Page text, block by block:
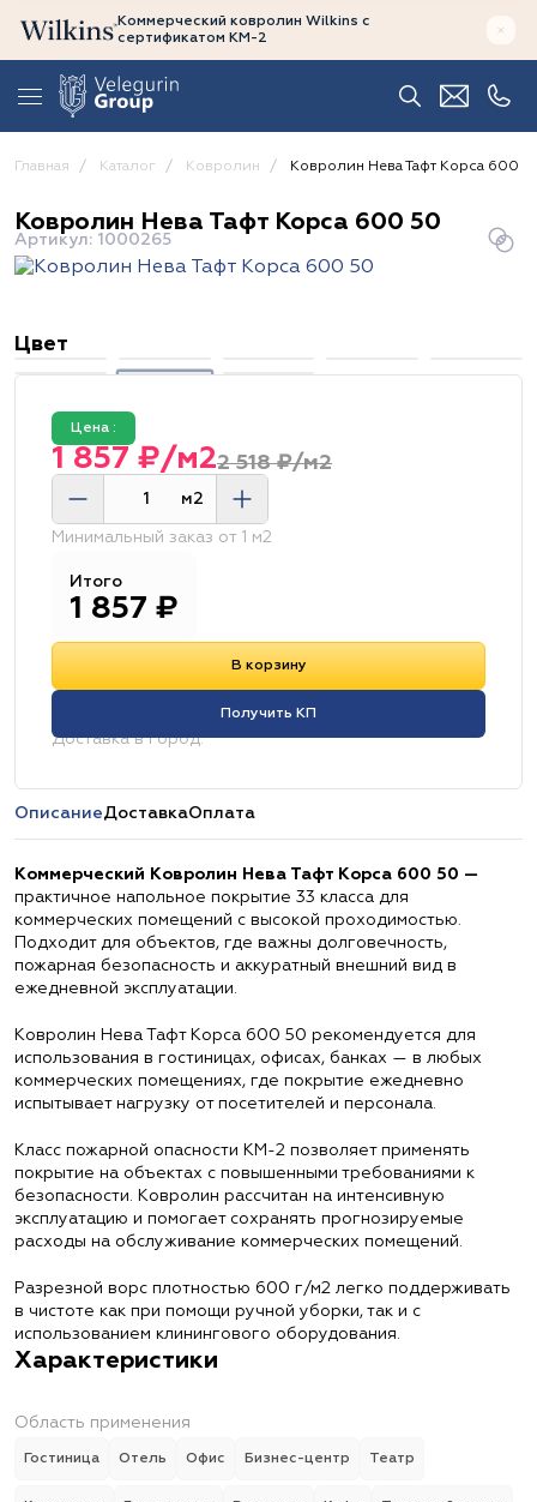
Коммерческий ковролин Wilkins с
сертификатом КМ-2
Главная Каталог Ковролин Ковролин Нева Тафт Корса 600
Ковролин Нева Тафт Корса 600 50
Артикул: 1000265
Цвет
Цена :
2 518 ₽/м2
1 857 ₽/м2
м2
Минимальный заказ от 1 м2
Итого
1 857 ₽
В корзину
Получить КП
Доставка в город:
ОписаниеДоставкаОплата
Коммерческий Ковролин Нева Тафт Корса 600 50 —
практичное напольное покрытие 33 класса для
коммерческих помещений с высокой проходимостью.
Подходит для объектов, где важны долговечность,
пожарная безопасность и аккуратный внешний вид в
ежедневной эксплуатации.
Ковролин Нева Тафт Корса 600 50 рекомендуется для
использования в гостиницах, офисах, банках — в любых
коммерческих помещениях, где покрытие ежедневно
испытывает нагрузку от посетителей и персонала.
Класс пожарной опасности КМ-2 позволяет применять
покрытие на объектах с повышенными требованиями к
безопасности. Ковролин рассчитан на интенсивную
эксплуатацию и помогает сохранять прогнозируемые
расходы на обслуживание коммерческих помещений.
Разрезной ворс плотностью 600 г/м2 легко поддерживать
в чистоте как при помощи ручной уборки, так и с
использованием клинингового оборудования.
Характеристики
Область применения
Гостиница Отель Офис Бизнес-центр Театр